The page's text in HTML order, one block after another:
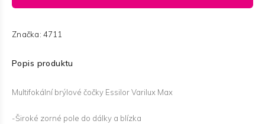
Značka: 4711
Popis produktu
Multifokální brýlové čočky Essilor Varilux Max
-Široké zorné pole do dálky a blízka